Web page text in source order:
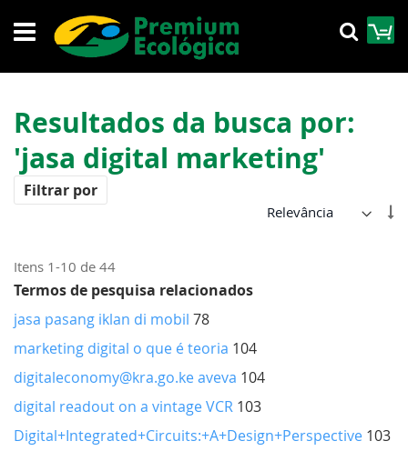
para
o
Resultados da busca por:
'jasa digital marketing'
Itens 1-10 de 44
Termos de pesquisa relacionados
jasa pasang iklan di mobil 78
marketing digital o que é teoria 104
digitaleconomy@kra.go.ke aveva 104
digital readout on a vintage VCR 103
Digital+Integrated+Circuits:+A+Design+Perspective 103
Filtrar por